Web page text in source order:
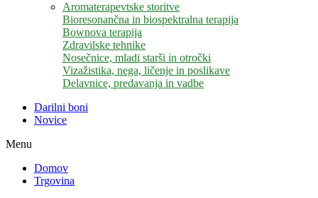
Aromaterapevtske storitve
Bioresonančna in biospektralna terapija
Bownova terapija
Zdravilske tehnike
Nosečnice, mladi starši in otročki
Vizažistika, nega, ličenje in poslikave
Delavnice, predavanja in vadbe
Darilni boni
Novice
Menu
Domov
Trgovina